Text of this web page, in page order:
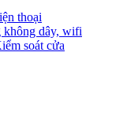
thoại
không dây, wifi
soát cửa